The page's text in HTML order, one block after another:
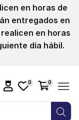
en horas de
entregados en
en horas
día hábil.
0 0